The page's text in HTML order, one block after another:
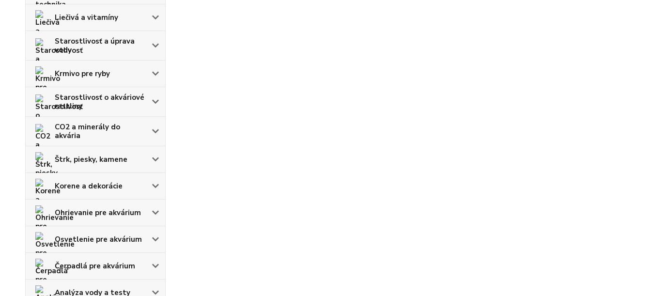
Liečivá a vitamíny
Starostlivosť a úprava
vody
Krmivo pre ryby
Starostlivosť o akváriové
rastliny
CO2 a minerály do
akvária
Štrk, piesky, kamene
Korene a dekorácie
Ohrievanie pre akvárium
Osvetlenie pre akvárium
Čerpadlá pre akvárium
Analýza vody a testy